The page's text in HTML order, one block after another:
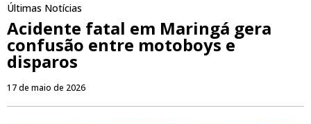
Últimas Notícias
Acidente fatal em Maringá gera
confusão entre motoboys e
disparos
17 de maio de 2026